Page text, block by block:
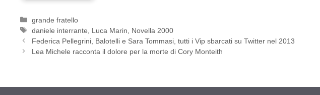
Categorie
grande fratello
Tag
daniele interrante Luca Marin
Novella 2000
Federica Pellegrini, Balotelli e Sara Tommasi, tutti i Vip sbarcati su Twitter nel 2013
Lea Michele racconta il dolore per la morte di Cory Monteith